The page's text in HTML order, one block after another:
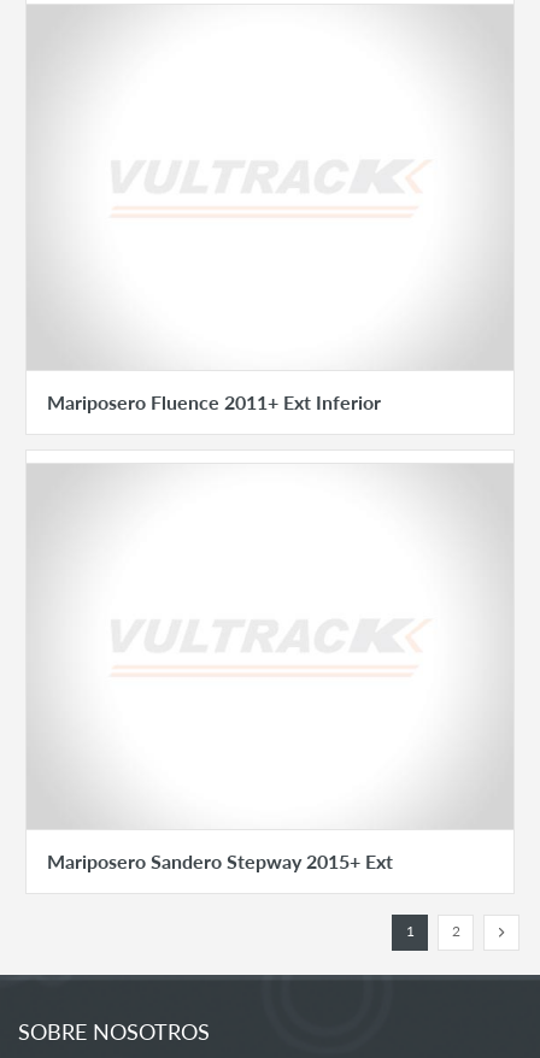
Mariposero Fluence 2011+ Ext Inferior
Mariposero Sandero Stepway 2015+ Ext
1 2
SOBRE NOSOTROS